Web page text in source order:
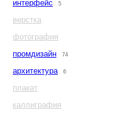
интерфейс
5
верстка
фотография
промдизайн
74
архитектура 6
плакат
каллиграфия